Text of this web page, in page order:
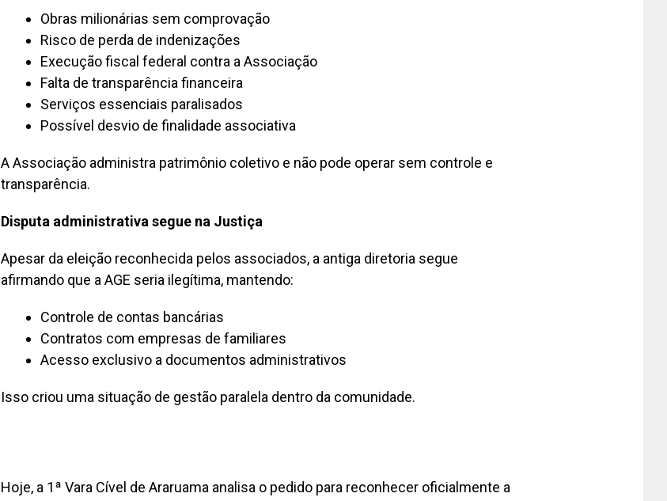
Obras milionárias sem comprovação
Risco de perda de indenizações
Execução fiscal federal contra a Associação
Falta de transparência financeira
Serviços essenciais paralisados
Possível desvio de finalidade associativa
A Associação administra patrimônio coletivo e não pode operar sem controle e
transparência.
Disputa administrativa segue na Justiça
Apesar da eleição reconhecida pelos associados, a antiga diretoria segue
afirmando que a AGE seria ilegítima, mantendo:
Controle de contas bancárias
Contratos com empresas de familiares
Acesso exclusivo a documentos administrativos
Isso criou uma situação de gestão paralela dentro da comunidade.
Hoje, a 1ª Vara Cível de Araruama analisa o pedido para reconhecer oficialmente a